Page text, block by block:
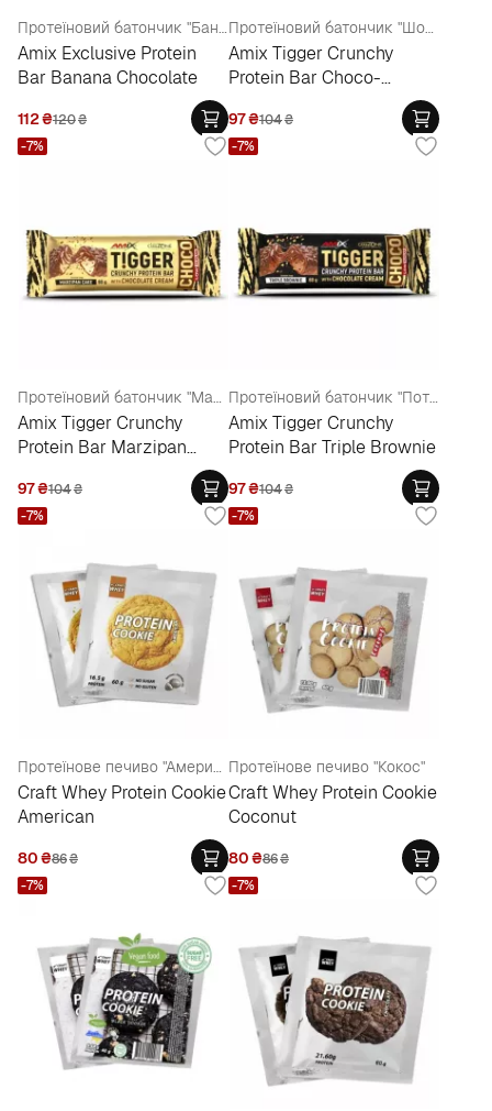
Протеїновий батончик "Банан-Шоколад"
Amix Exclusive Protein
Bar Banana Chocolate
112₴120₴
Протеїновий батончик "Шоколад-Кокос"
Amix Tigger Crunchy
Protein Bar Choco-
97₴104₴
Протеїновий батончик "Марципановий торт"
Amix Tigger Crunchy
Protein Bar Marzipan
97₴104₴
-7%
Протеїновий батончик "Потрійний брауні"
Amix Tigger Crunchy
Protein Bar Triple Brownie
97₴104₴
-7%
Протеїнове печиво "Американське"
Craft Whey Protein Cookie
American
80₴86₴
-7%
Протеїнове печиво "Кокос"
Craft Whey Protein Cookie
Coconut
80₴86₴
-7%
-7% -7%